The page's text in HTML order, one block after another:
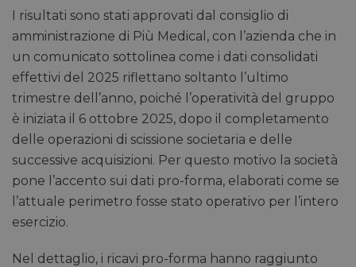
I risultati sono stati approvati dal consiglio di
amministrazione di Più Medical, con l’azienda che in
un comunicato sottolinea come i dati consolidati
effettivi del 2025 riflettano soltanto l’ultimo
trimestre dell’anno, poiché l’operatività del gruppo
è iniziata il 6 ottobre 2025, dopo il completamento
delle operazioni di scissione societaria e delle
successive acquisizioni. Per questo motivo la società
pone l’accento sui dati pro-forma, elaborati come se
l’attuale perimetro fosse stato operativo per l’intero
esercizio.
Nel dettaglio, i ricavi pro-forma hanno raggiunto